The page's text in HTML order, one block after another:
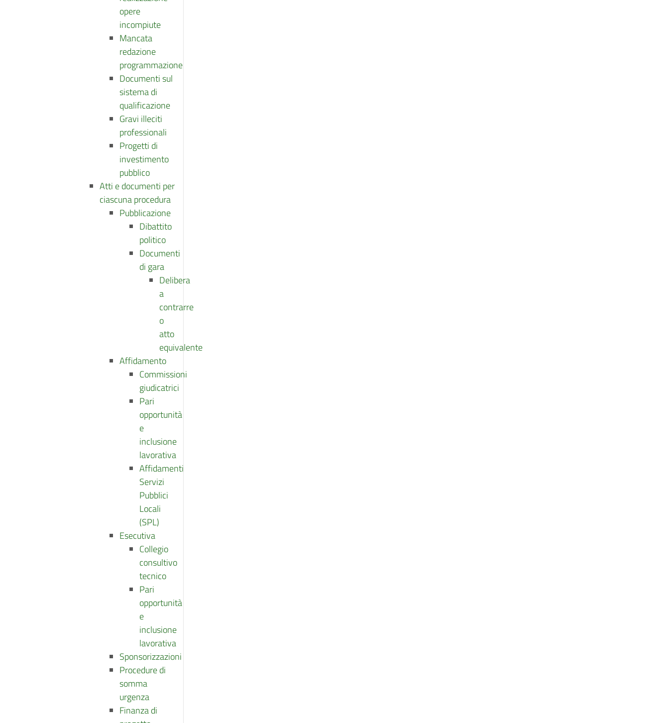
opere
incompiute
Mancata
redazione
programmazione
Documenti sul
sistema di
qualificazione
Gravi illeciti
professionali
Progetti di
investimento
pubblico
Atti e documenti per
ciascuna procedura
Pubblicazione
Dibattito
politico
Documenti
di gara
Delibera
a
contrarre
o
atto
equivalente
Affidamento
Commissioni
giudicatrici
Pari
opportunità
e
inclusione
lavorativa
Affidamenti
Servizi
Pubblici
Locali
(SPL)
Esecutiva
Collegio
consultivo
tecnico
Pari
opportunità
e
inclusione
lavorativa
Sponsorizzazioni
Procedure di
somma
urgenza
Finanza di